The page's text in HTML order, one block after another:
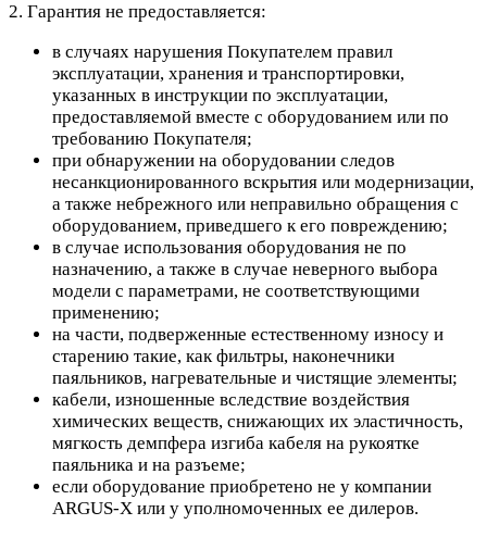
2. Гарантия не предоставляется:
в случаях нарушения Покупателем правил
эксплуатации, хранения и транспортировки,
указанных в инструкции по эксплуатации,
предоставляемой вместе с оборудованием или по
требованию Покупателя;
при обнаружении на оборудовании следов
несанкционированного вскрытия или модернизации,
а также небрежного или неправильно обращения с
оборудованием, приведшего к его повреждению;
в случае использования оборудования не по
назначению, а также в случае неверного выбора
модели с параметрами, не соответствующими
применению;
на части, подверженные естественному износу и
старению такие, как фильтры, наконечники
паяльников, нагревательные и чистящие элементы;
кабели, изношенные вследствие воздействия
химических веществ, снижающих их эластичность,
мягкость демпфера изгиба кабеля на рукоятке
паяльника и на разъеме;
если оборудование приобретено не у компании
ARGUS-X или у уполномоченных ее дилеров.